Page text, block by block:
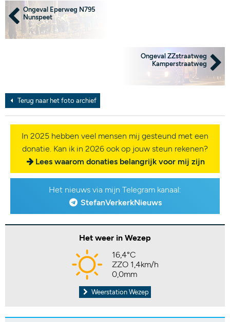
Ongeval Eperweg N795
Nunspeet
Ongeval ZZstraatweg
Kamperstraatweg
Terug naar het foto archief
In 2025 hebben veel mensen mij gesteund met een
donatie. Kan ik in 2026 ook op jouw steun rekenen?
Lees waarom donaties belangrijk voor mij zijn
Het nieuws via mijn Telegram kanaal:
StefanVerkerkNieuws
Het weer in Wezep
16,4°C
ZZO 1,4km/h
0,0mm
Weerstation Wezep